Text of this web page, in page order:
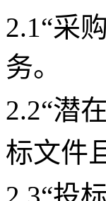
2.1“采
务。
2.2“潜
标文件